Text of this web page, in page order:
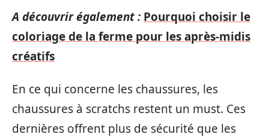
A découvrir également : Pourquoi choisir le
coloriage de la ferme pour les après-midis
créatifs
En ce qui concerne les chaussures, les
chaussures à scratchs restent un must. Ces
dernières offrent plus de sécurité que les